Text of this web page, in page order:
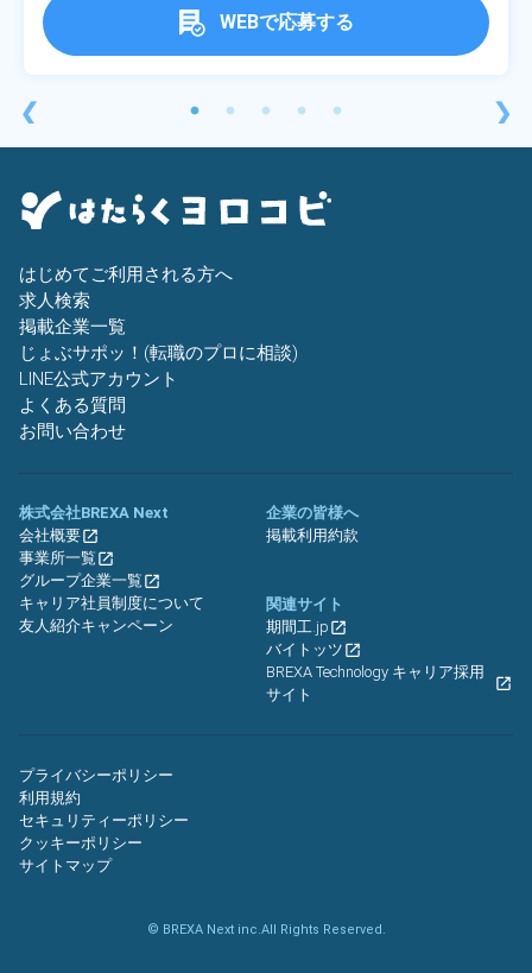
❮
WEBで応募する
❯
はじめてご利用される方へ
求人検索
掲載企業一覧
じょぶサポッ！(転職のプロに相談)
LINE公式アカウント
よくある質問
お問い合わせ
株式会社BREXA Next
会社概要
事業所一覧
グループ企業一覧
キャリア社員制度について
友人紹介キャンペーン
企業の皆様へ
掲載利用約款
関連サイト
期間工.jp
バイトッツ
BREXA Technology キャリア採用
サイト
プライバシーポリシー
利用規約
セキュリティーポリシー
クッキーポリシー
サイトマップ
© BREXA Next inc.All Rights Reserved.